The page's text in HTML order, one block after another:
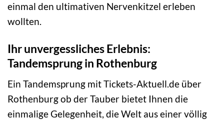
einmal den ultimativen Nervenkitzel erleben
wollten.
Ihr unvergessliches Erlebnis:
Tandemsprung in Rothenburg
Ein Tandemsprung mit Tickets-Aktuell.de über
Rothenburg ob der Tauber bietet Ihnen die
einmalige Gelegenheit, die Welt aus einer völlig